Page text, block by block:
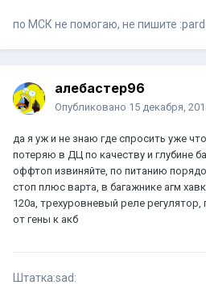
по МСК не помогаю, не пишите
алебастер96
Опубликовано 15 декабря,
да я уж и не знаю где спросить уже
потеряю в ДЦ по качеству и глубине
оффтоп извиняйте, по питанию
стоп плюс варта, в багажнике агм
120а, трехуровневый реле
от гены к акб
Штатка:sad: